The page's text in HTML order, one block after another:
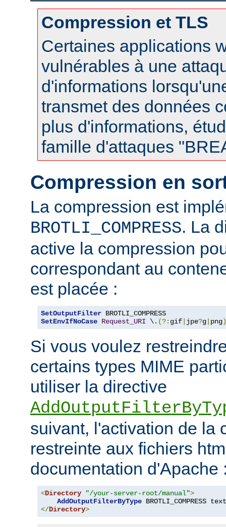
Compression et TLS
Certaines applications
vulnérables à une
d'informations
transmet des données
plus d'informations,
famille d'attaques
Compression en
La compression est
BROTLI_COMPRESS. La
active la compression
correspondant au
est placée :
SetOutputFilter
SetEnvIfNoCase Request_URI \. (?: gif jpe?g png)
Si vous voulez
certains types MIME
utiliser la directive
suivant, l'activation de la
restreinte aux fichiers
documentation d'Apache
<Directory "/your-server-root/manual">
AddOutputFilterByType BROTLI_COMPRESS text
</Directory>